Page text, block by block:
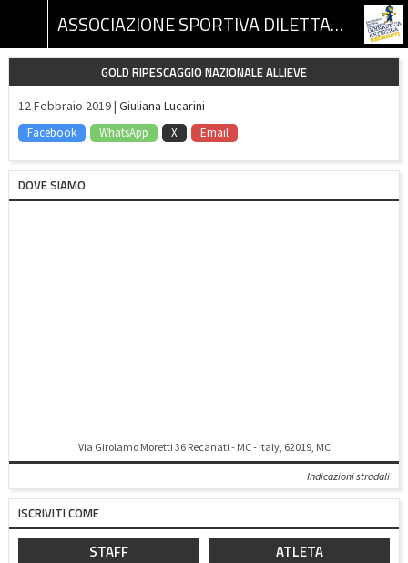
ASSOCIAZIONE SPORTIVA DILETTANTISTICA GINNASTICA ARTISTICA RECANATI
GOLD RIPESCAGGIO NAZIONALE ALLIEVE
12 Febbraio 2019 | Giuliana Lucarini
Facebook WhatsApp X Email
DOVE SIAMO
Via Girolamo Moretti 36 Recanati - MC - Italy, 62019, MC
Indicazioni stradali
ISCRIVITI COME
STAFF ATLETA